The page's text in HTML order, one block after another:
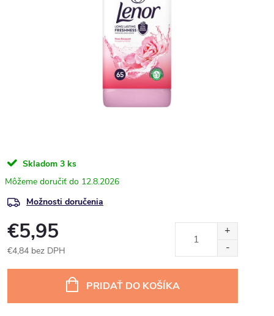
Skladom 3 ks
12.8.2026
Možnosti doručenia
€5,95
€4,84 bez DPH
PRIDAŤ DO KOŠÍKA